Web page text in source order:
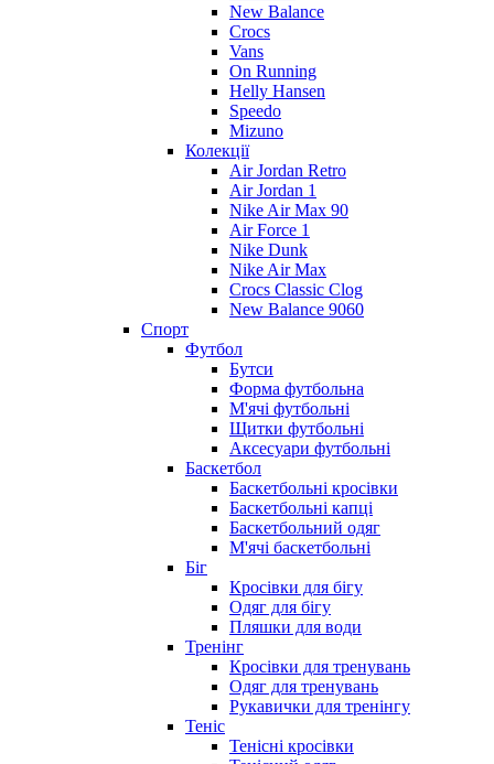
New Balance
Crocs
Vans
On Running
Helly Hansen
Speedo
Mizuno
Колекції
Air Jordan Retro
Air Jordan 1
Nike Air Max 90
Air Force 1
Nike Dunk
Nike Air Max
Crocs Classic Clog
New Balance 9060
Спорт
Футбол
Бутси
Форма футбольна
М'ячі футбольні
Щитки футбольні
Аксесуари футбольні
Баскетбол
Баскетбольні кросівки
Баскетбольні капці
Баскетбольний одяг
М'ячі баскетбольні
Біг
Кросівки для бігу
Одяг для бігу
Пляшки для води
Тренінг
Кросівки для тренувань
Одяг для тренувань
Рукавички для тренінгу
Теніс
Тенісні кросівки